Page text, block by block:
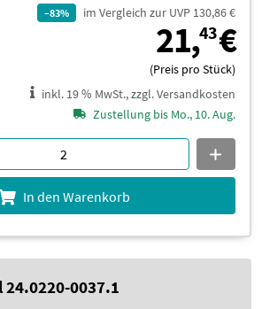
–83% im Vergleich zur UVP 130,86 €
21,43€
(Preis pro Stück)
inkl. 19 % MwSt., zzgl. Versandkosten
Zustellung bis Mo., 10. Aug.
In den Warenkorb
0037.1